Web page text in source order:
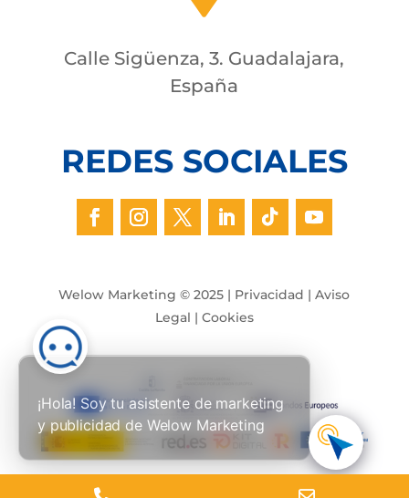
Calle Sigüenza, 3. Guadalajara,
España
REDES SOCIALES
Welow Marketing © 2025 | Privacidad |Aviso
Legal | Cookies
¡Hola! Soy tu asistente de marketing
y publicidad de Welow Marketing